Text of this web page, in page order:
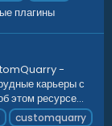
плагины
-
карьеры с
этом ресурсе...
customquarry